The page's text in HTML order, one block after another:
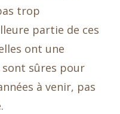
trop
partie de ces
ont une
sont sûres pour
à venir, pas